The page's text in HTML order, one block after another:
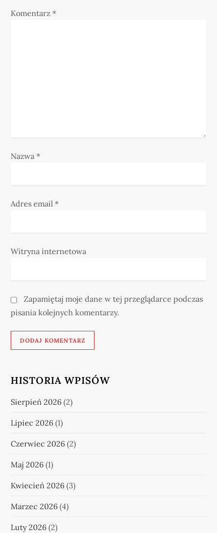
Komentarz*
Nazwa*
Adres email*
Witryna internetowa
Zapamiętaj moje dane w tej przeglądarce podczas
pisania kolejnych komentarzy.
HISTORIA WPISÓW
Sierpień 2026 (2)
Lipiec 2026 (1)
Czerwiec 2026 (2)
Maj 2026 (1)
Kwiecień 2026 (3)
Marzec 2026 (4)
Luty 2026 (2)